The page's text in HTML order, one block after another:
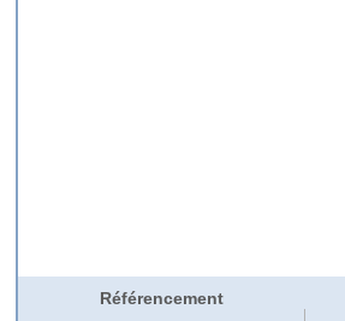
Référencement